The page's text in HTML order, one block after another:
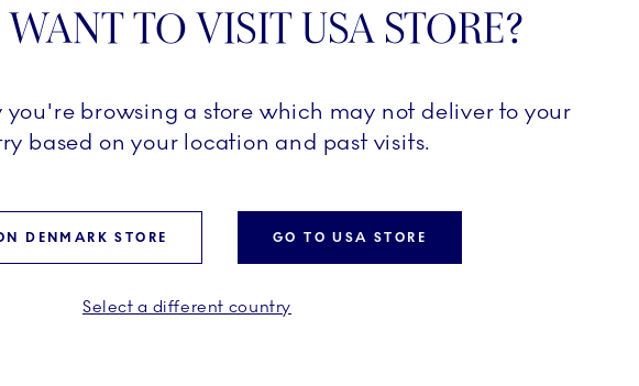
samling af
TO VISIT USA STORE?
you're browsing a store which may not deliver to your
based on your location and past visits.
DENMARK STORE GO TO USA STORE
Select a different country